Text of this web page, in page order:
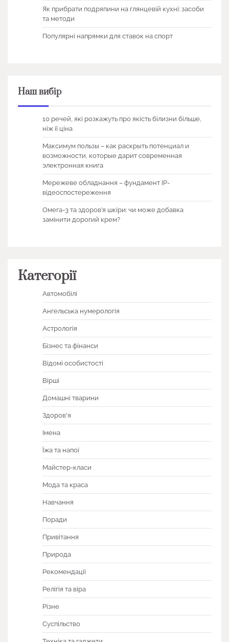
Як прибрати подряпини на глянцевій кухні: засоби
та методи
Популярні напрямки для ставок на спорт
Наш вибір
10 речей, які розкажуть про якість білизни більше,
ніж її ціна
Максимум пользы – как раскрыть потенциал и
возможности, которые дарит современная
электронная книга
Мережеве обладнання – фундамент IP-
відеоспостереження
Омега-3 та здоров’я шкіри: чи може добавка
замінити дорогий крем?
Категорії
Автомобілі
Ангельська нумерологія
Астрологія
Бізнес та фінанси
Відомі особистості
Вірші
Домашні тварини
Здоров'я
Імена
Їжа та напої
Майстер-класи
Мода та краса
Навчання
Поради
Привітання
Природа
Рекомендації
Релігія та віра
Різне
Суспільство